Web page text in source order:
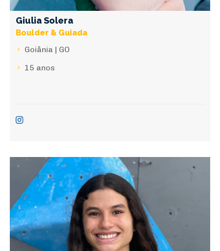
Giulia Solera
Boulder & Guiada
Goiânia | GO
15 anos